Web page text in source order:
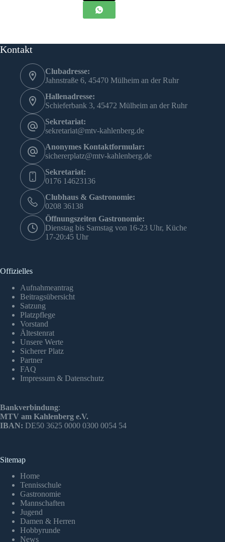
Kontakt
Clubadresse:
Jahnstraße 6, 45470 Mülheim an der Ruhr
Hallenadresse:
Schieferbank 3, 45472 Mülheim an der Ruhr
Sekretariat:
sekretariat@mtv-kahlenberg.de
Anonymes Kontaktformular:
sichererplatz@mtv-kahlenberg.de
Sekretariat:
0176 14623136
Clubhaus & Gastronomie:
0208 36138
Öffnungszeiten Gastronomie:
Dienstag bis Samstag von 16-23 Uhr, Küche
17-20:45 Uhr
Offizielles
Aufnahmeantrag
Beitragsübersicht
Satzung
Platzpflege
Vorstand
Ältestenrat
Unsere Werte
Sicherer Platz
Partner
FAQ
Impressum & Datenschutz
Bankverbindung:
MTV am Kahlenberg e.V.
IBAN: DE50 3625 0000 0300 0054 54
Sitemap
Home
Tennisschule
Gastronomie
Mannschaften
Jugend
Damen & Herren
Hobbyrunde
News